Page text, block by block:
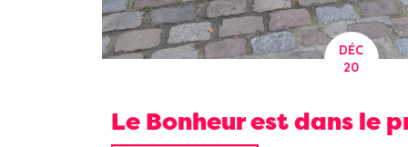
DÉC
20
Le Bonheur est dans le